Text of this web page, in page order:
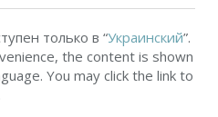
только в “Украинский”.
the content is shown
You may click the link to